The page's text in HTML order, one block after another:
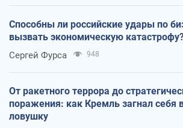
Способны ли российские удары по
вызвать экономическую
Сергей Фурса 948
От ракетного террора до
поражения: как Кремль загнал себя
ловушку